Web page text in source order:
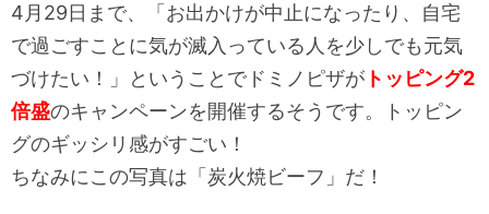
4月29日まで、「お出かけが中止になったり、自宅
で過ごすことに気が滅入っている人を少しでも元気
づけたい！」ということでドミノピザが トッピング2
倍盛のキャンペーンを開催するそうです。トッピン
グのギッシリ感がすごい！
ちなみにこの写真は「炭火焼ビーフ」だ！